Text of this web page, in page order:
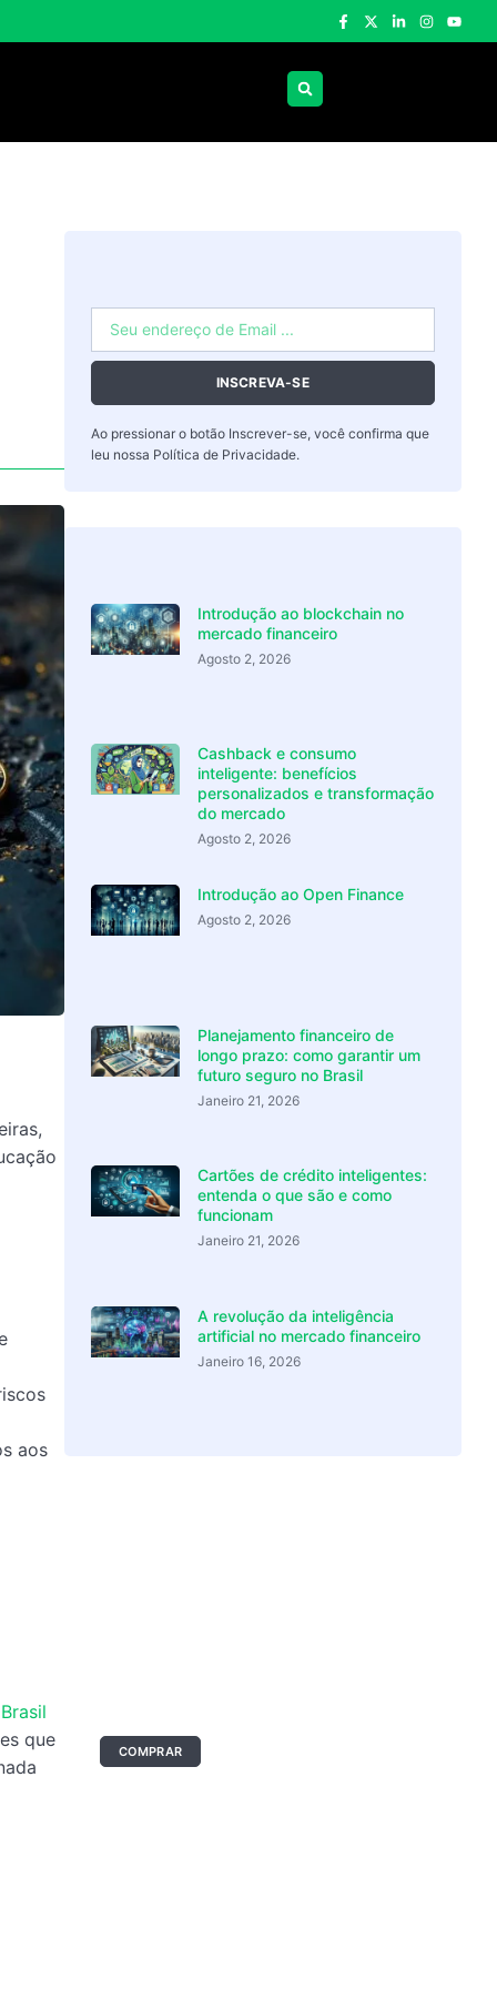
aos
que
INSCREVA-SE
Ao pressionar o botão Inscrever-se, você confirma que
leu nossa Política de Privacidade.
Introdução ao blockchain no
mercado financeiro
Agosto 2, 2026
Cashback e consumo
inteligente: benefícios
personalizados e transformação
do mercado
Agosto 2, 2026
Introdução ao Open Finance
Agosto 2, 2026
Planejamento financeiro de
longo prazo: como garantir um
futuro seguro no Brasil
Janeiro 21, 2026
Cartões de crédito inteligentes:
entenda o que são e como
funcionam
Janeiro 21, 2026
A revolução da inteligência
artificial no mercado financeiro
Janeiro 16, 2026
COMPRAR